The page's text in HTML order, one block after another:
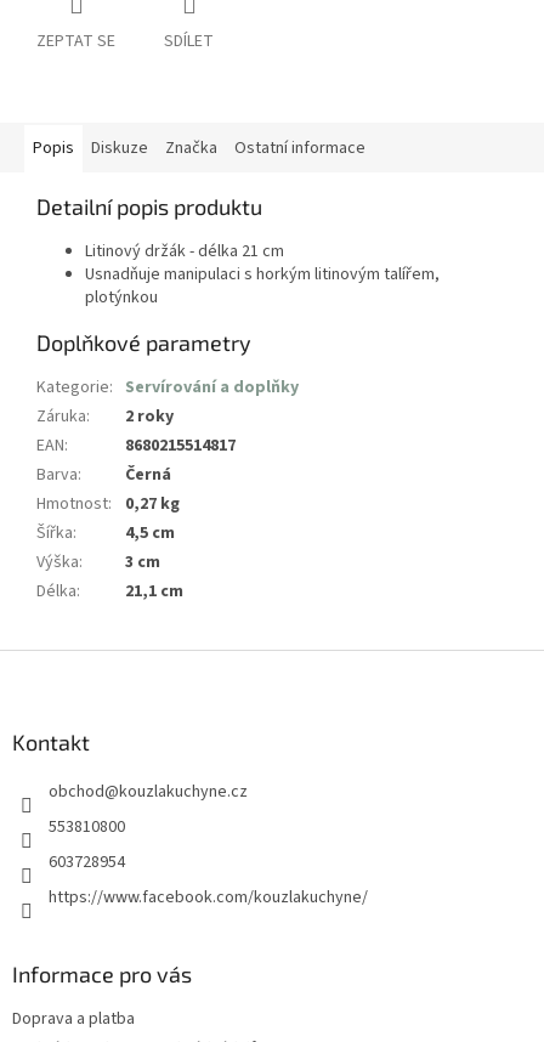
ZEPTAT SE SDÍLET
Popis Diskuze Značka Ostatní informace
Detailní popis produktu
Litinový držák - délka 21 cm
Usnadňuje manipulaci s horkým litinovým talířem,
plotýnkou
Doplňkové parametry
Kategorie: Servírování a doplňky
Záruka:
2 roky
EAN:
8680215514817
Barva:
Černá
Hmotnost:
0,27 kg
Šířka:
4,5 cm
Výška:
3 cm
Délka: 21,1 cm
Kontakt
obchod@kouzlakuchyne.cz
553810800
603728954
https://www.facebook.com/kouzlakuchyne/
Informace pro vás
Doprava a platba